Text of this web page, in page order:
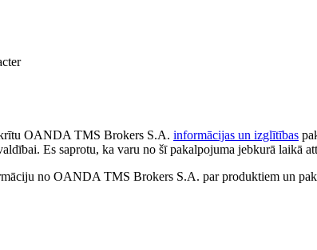
OANDA TMS Brokers S.A. informācijas un izglītības
Es saprotu, ka varu no šī pakalpojuma jebkurā laikā
no OANDA TMS Brokers S.A. par produktiem un